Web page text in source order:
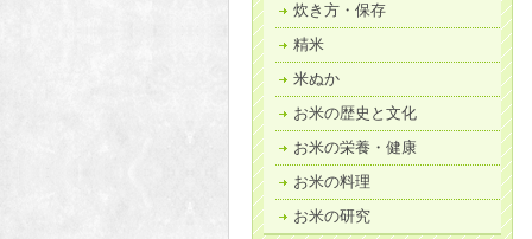
炊き方・保存
精米
米ぬか
お米の歴史と文化
お米の栄養・健康
お米の料理
お米の研究